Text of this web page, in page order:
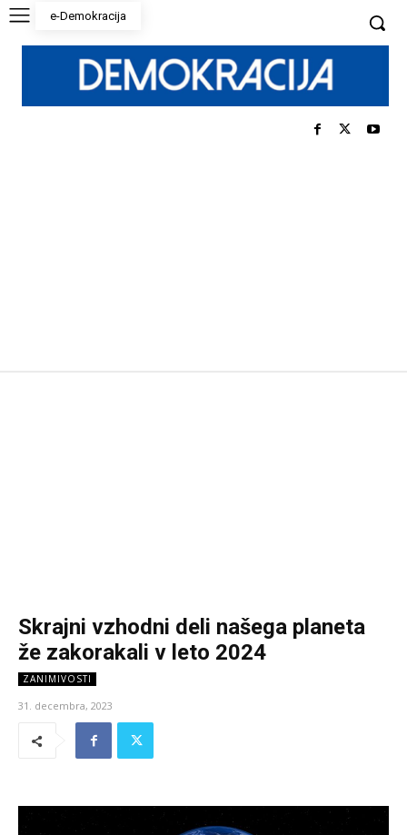
e-Demokracija
Skrajni vzhodni deli našega planeta
že zakorakali v leto 2024
ZANIMIVOSTI
31. decembra, 2023